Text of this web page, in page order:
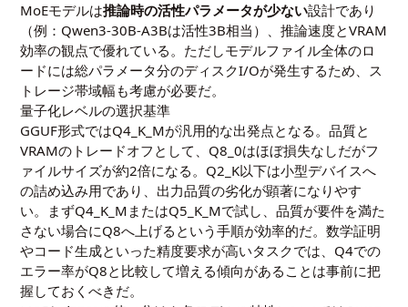
MoEモデルは推論時の活性パラメータが少ない設計であり
（例：Qwen3-30B-A3Bは活性3B相当）、推論速度とVRAM
効率の観点で優れている。ただしモデルファイル全体のロ
ードには総パラメータ分のディスクI/Oが発生するため、ス
トレージ帯域幅も考慮が必要だ。
量子化レベルの選択基準
GGUF形式ではQ4_K_Mが汎用的な出発点となる。品質と
VRAMのトレードオフとして、Q8_0はほぼ損失なしだがフ
ァイルサイズが約2倍になる。Q2_K以下は小型デバイスへ
の詰め込み用であり、出力品質の劣化が顕著になりやす
い。まずQ4_K_MまたはQ5_K_Mで試し、品質が要件を満た
さない場合にQ8へ上げるという手順が効率的だ。数学証明
やコード生成といった精度要求が高いタスクでは、Q4での
エラー率がQ8と比較して増える傾向があることは事前に把
握しておくべきだ。